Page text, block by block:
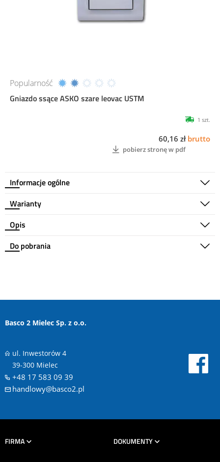
Popularność
Gniazdo ssące ASKO szare leovac USTM
Informacje ogólne
1 szt.
60,16 zł brutto
pobierz stronę w pdf
Warianty
Opis
Do pobrania
Basco 2 Mielec Sp. z o.o.
ul. Inwestorów 4
39-300 Mielec
+48 17 583 09 39
handlowy@basco2.pl
FIRMA DOKUMENTY